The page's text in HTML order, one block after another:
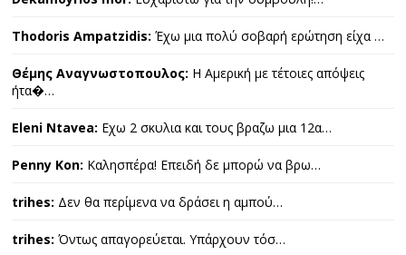
Thodoris Ampatzidis: Έχω μια πολύ σοβαρή ερώτηση είχα …
Θέμης Αναγνωστοπουλος: Η Αμερική με τέτοιες απόψεις
ήτα�…
Eleni Ntavea: Εχω 2 σκυλια και τους βραζω μια 12α…
Penny Kon: Καλησπέρα! Επειδή δε μπορώ να βρω…
trihes: Δεν θα περίμενα να δράσει η αμπού…
trihes: Όντως απαγορεύεται. Υπάρχουν τόσ…